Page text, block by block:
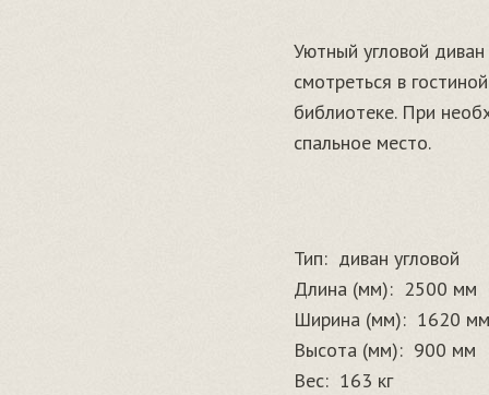
Уютный угловой
смотреться в
библиотеке. При
спальное место.
Тип: диван угловой
Длина (мм): 2500 мм
Ширина (мм): 1620 мм
Высота (мм): 900 мм
Вес: 163 кг